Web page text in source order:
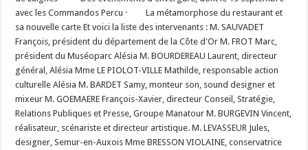
avec les Commandos Percu · La métamorphose du restaurant et
sa nouvelle carte Et voici la liste des intervenants : M. SAUVADET
François, président du département de la Côte d'Or M. FROT Marc,
président du Muséoparc Alésia M. BOURDEREAU Laurent, directeur
général, Alésia Mme LE PIOLOT-VILLE Mathilde, responsable action
culturelle Alésia M. BARDET Samy, monteur son, sound designer et
mixeur M. GOEMAERE François-Xavier, directeur Conseil, Stratégie,
Relations Publiques et Presse, Groupe Manatour M. BURGEVIN Vincent,
réalisateur, scénariste et directeur artistique. M. LEVASSEUR Jules,
designer, Semur-en-Auxois Mme BRESSON VIOLAINE, conservatrice